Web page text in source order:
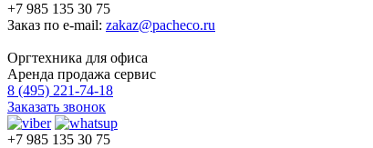
+7 985 135 30 75
Заказ по e-mail: zakaz@pacheco.ru
Оргтехника для офиса
Аренда продажа сервис
8 (495) 221-74-18
Заказать звонок
+7 985 135 30 75